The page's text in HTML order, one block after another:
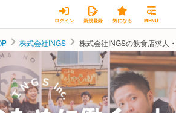
ログイン 新規登録 気になる MENU
株式会社INGS 株式会社INGSの飲食店求人